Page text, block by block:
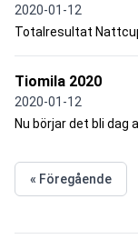
2020-01-12
Totalresultat
Tiomila 2020
2020-01-12
Nu börjar det bli
« Föregående